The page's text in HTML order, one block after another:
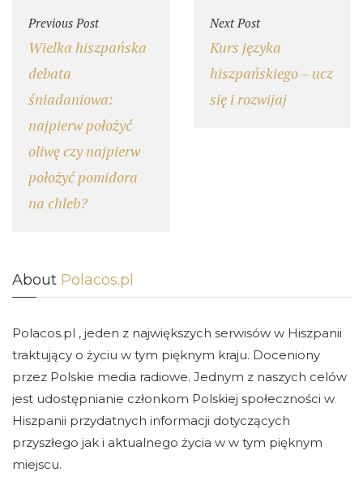
Previous Post
Wielka hiszpańska
debata
śniadaniowa:
najpierw położyć
oliwę czy najpierw
położyć pomidora
na chleb?
Next Post
Kurs języka
hiszpańskiego – ucz
się i rozwijaj
About Polacos.pl
Polacos.pl , jeden z największych serwisów w Hiszpanii
traktujący o życiu w tym pięknym kraju. Doceniony
przez Polskie media radiowe. Jednym z naszych celów
jest udostępnianie członkom Polskiej społeczności w
Hiszpanii przydatnych informacji dotyczących
przyszłego jak i aktualnego życia w w tym pięknym
miejscu.